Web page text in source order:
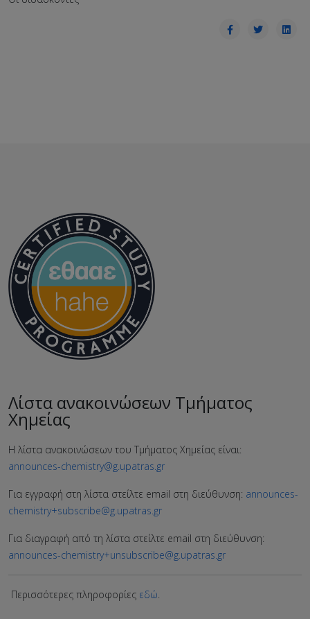
Λίστα ανακοινώσεων Τμήματος
Χημείας
Η λίστα ανακοινώσεων του Τμήματος Χημείας είναι:
announces-chemistry@g.upatras.gr
Για εγγραφή στη λίστα στείλτε email στη διεύθυνση: announces-
chemistry+subscribe@g.upatras.gr
Για διαγραφή από τη λίστα στείλτε email στη διεύθυνση:
announces-chemistry+unsubscribe@g.upatras.gr
Περισσότερες πληροφορίες εδώ.